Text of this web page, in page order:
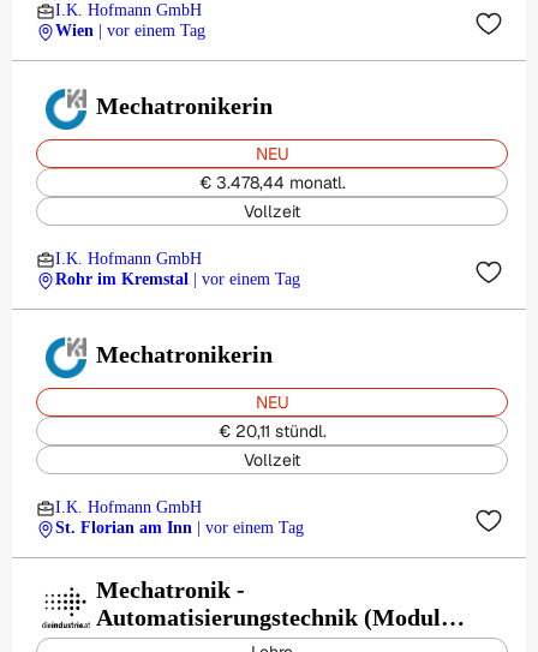
I.K. Hofmann GmbH
Wien
| vor einem Tag
Mechatronikerin
NEU
€ 3.478,44 monatl.
Vollzeit
I.K. Hofmann GmbH
Rohr im Kremstal
| vor einem Tag
Mechatronikerin
NEU
€ 20,11 stündl.
Vollzeit
I.K. Hofmann GmbH
St. Florian am Inn
| vor einem Tag
Mechatronik -
Automatisierungstechnik (Modul) -
Künz GmbH